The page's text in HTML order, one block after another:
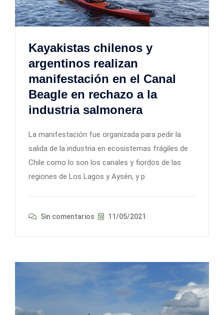
Kayakistas chilenos y
argentinos realizan
manifestación en el Canal
Beagle en rechazo a la
industria salmonera
La manifestación fue organizada para pedir la
salida de la industria en ecosistemas frágiles de
Chile como lo son los canales y fiordos de las
regiones de Los Lagos y Aysén, y p
Sin comentarios 11/05/2021